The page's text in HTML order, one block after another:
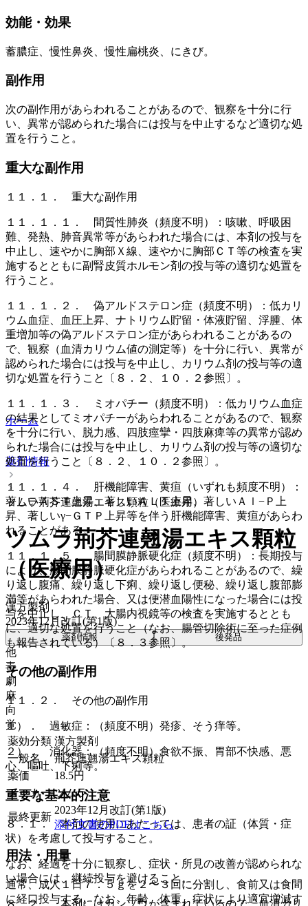
効能・効果
蓄膿症、慢性鼻炎、慢性扁桃炎、にきび。
副作用
次の副作用があらわれることがあるので、観察を十分に行
い、異常が認められた場合には投与を中止するなど適切な処
置を行うこと。
重大な副作用
１１．１． 重大な副作用
１１．１．１． 間質性肺炎（頻度不明）：咳嗽、呼吸困
難、発熱、肺音異常等があらわれた場合には、本剤の投与を
中止し、速やかに胸部Ｘ線、速やかに胸部ＣＴ等の検査を実
施するとともに副腎皮質ホルモン剤の投与等の適切な処置を
行うこと。
１１．１．２． 偽アルドステロン症（頻度不明）：低カリ
ウム血症、血圧上昇、ナトリウム貯留・体液貯留、浮腫、体
重増加等の偽アルドステロン症があらわれることがあるの
で、観察（血清カリウム値の測定等）を十分に行い、異常が
認められた場合には投与を中止し、カリウム剤の投与等の適
切な処置を行うこと〔８．２、１０．２参照〕。
１１．１．３． ミオパチー（頻度不明）：低カリウム血症
の結果としてミオパチーがあらわれることがあるので、観察
を十分に行い、脱力感、四肢痙攣・四肢麻痺等の異常が認め
られた場合には投与を中止し、カリウム剤の投与等の適切な
処置を行うこと〔８．２、１０．２参照〕。
１１．１．４． 肝機能障害、黄疸（いずれも頻度不明）：
著しいＡＳＴ上昇、著しいＡＬＴ上昇、著しいＡｌ−Ｐ上
昇、著しいγ−ＧＴＰ上昇等を伴う肝機能障害、黄疸があらわ
れることがある。
１１．１．５． 腸間膜静脈硬化症（頻度不明）：長期投与
により、腸間膜静脈硬化症があらわれることがあるので、繰
り返し腹痛、繰り返し下痢、繰り返し便秘、繰り返し腹部膨
満等があらわれた場合、又は便潜血陽性になった場合には投
与を中止し、ＣＴ、大腸内視鏡等の検査を実施するととも
に、適切な処置を行うこと（なお、腸管切除術に至った症例
も報告されている）〔８．３参照〕。
その他の副作用
１１．２． その他の副作用
１）． 過敏症：（頻度不明）発疹、そう痒等。
２）． 消化器：（頻度不明）食欲不振、胃部不快感、悪
心、嘔吐、下痢等。
重要な基本的注意
８．１． 本剤の使用にあたっては、患者の証（体質・症
状）を考慮して投与すること。
なお、経過を十分に観察し、症状・所見の改善が認められな
い場合には、継続投与を避けること。
ホーム
薬剤情報
ツムラ荊芥連翹湯エキス顆粒（医療用）
ツムラ荊芥連翹湯エキス顆粒
（医療用）
漢方製剤
2023年12月改訂(第1版)
薬剤情報 後発品
他
毒
劇
麻
向
覚
薬効分類 漢方製剤
一般名
荊芥連翹湯エキス顆粒
薬価
18.5円
メーカー ツムラ
最終更新
2023年12月改訂(第1版)
添付文書のPDFはこちら
用法・用量
通常、成人１日７．５ｇを２〜３回に分割し、食前又は食間
に経口投与する。なお、年齢、体重、症状により適宜増減す